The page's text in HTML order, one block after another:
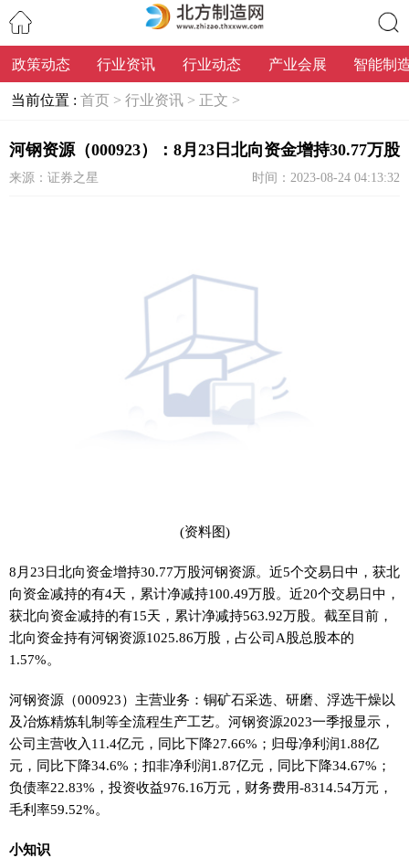
搜索
政策动态 行业资讯 行业动态 产业会展 智能制
当前位置 : 首页 > 行业资讯 > 正文 >
河钢资源（000923）：8月23日北向资金增持30.77万股
来源：证券之星 时间：2023-08-24 04:13:32
(资料图)
8月23日北向资金增持30.77万股河钢资源。近5个交易日中，获北
向资金减持的有4天，累计净减持100.49万股。近20个交易日中，
获北向资金减持的有15天，累计净减持563.92万股。截至目前，
北向资金持有河钢资源1025.86万股，占公司A股总股本的
1.57%。
河钢资源（000923）主营业务：铜矿石采选、研磨、浮选干燥以
及冶炼精炼轧制等全流程生产工艺。河钢资源2023一季报显示，
公司主营收入11.4亿元，同比下降27.66%；归母净利润1.88亿
元，同比下降34.6%；扣非净利润1.87亿元，同比下降34.67%；
负债率22.83%，投资收益976.16万元，财务费用-8314.54万元，
毛利率59.52%。
小知识